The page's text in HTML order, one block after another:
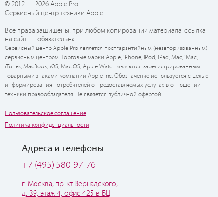
© 2012 — 2026 Apple Pro
Сервисный центр техники Apple
Все права защищены, при любом копировании материала, ссылка
на сайт — обязательна.
Сервисный центр Apple Pro является постгарантийным (неавторизованным)
сервисным центром. Торговые марки Apple, iPhone, iPod, iPad, Mac, iMac,
iTunes, MacBook, iOS, Mac OS, Apple Watch являются зарегистрированным
товарными знаками компании Apple Inc. Обозначение используется с целью
информирования потребителей о предоставляемых услугах в отношении
техники правообладателя. Не является публичной офертой.
Пользовательское соглашение
Политика конфиденциальности
Адреса и телефоны
+7 (495) 580-97-76
г. Москва, пр-кт Вернадского,
д. 39, этаж 4, офис 425 в БЦ